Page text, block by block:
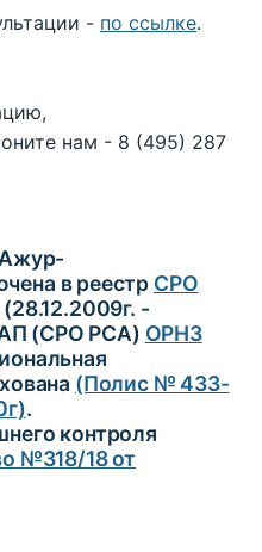
- по ссылке.
нам - 8 (495) 287
в реестр СРО
(28.12.2009г. -
(СРО РСА) ОРНЗ
(Полис № 433-
.
контроля
№318/18 от